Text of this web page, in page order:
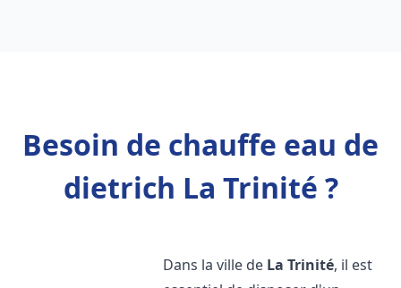
Besoin de chauffe eau de
dietrich La Trinité ?
Dans la ville de La Trinité, il est